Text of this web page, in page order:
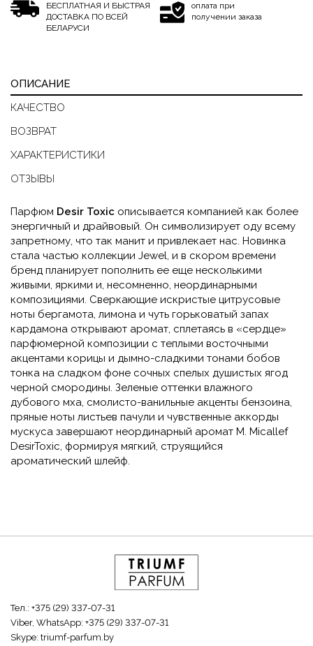
БЕСПЛАТНАЯ И БЫСТРАЯ
ДОСТАВКА ПО ВСЕЙ
БЕЛАРУСИ
оплата при
получении заказа
ОПИСАНИЕ
КАЧЕСТВО
ВОЗВРАТ
ХАРАКТЕРИСТИКИ
ОТЗЫВЫ
Парфюм Desir Toxic описывается компанией как более
энергичный и драйвовый. Он символизирует оду всему
запретному, что так манит и привлекает нас. Новинка
стала частью коллекции Jewel, и в скором времени
бренд планирует пополнить ее еще несколькими
живыми, яркими и, несомненно, неординарными
композициями. Сверкающие искристые цитрусовые
ноты бергамота, лимона и чуть горьковатый запах
кардамона открывают аромат, сплетаясь в «сердце»
парфюмерной композиции с теплыми восточными
акцентами корицы и дымно-сладкими тонами бобов
тонка на сладком фоне сочных спелых душистых ягод
черной смородины. Зеленые оттенки влажного
дубового мха, смолисто-ванильные акценты бензоина,
пряные ноты листьев пачули и чувственные аккорды
мускуса завершают неординарный аромат M. Micallef
DesirToxic, формируя мягкий, струящийся
ароматический шлейф.
Тел.: +375 (29) 337-07-31
Viber, WhatsApp: +375 (29) 337-07-31
Skype: triumf-parfum.by